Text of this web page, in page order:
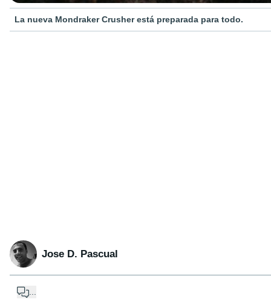
La nueva Mondraker Crusher está preparada para todo.
Jose D. Pascual
...